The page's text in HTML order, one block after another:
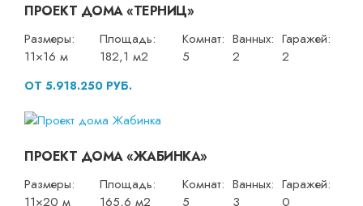
ПРОЕКТ ДОМА «ТЕРНИЦ»
Размеры:
11×16 м
Площадь:
182,1 м2
Комнат:
5
Ванных:
2
Гаражей:
2
ОТ 5.918.250 РУБ.
ПРОЕКТ ДОМА «ЖАБИНКА»
Размеры:
11×20 м
Площадь:
165,6 м2
Комнат:
5
Ванных:
3
Гаражей:
0